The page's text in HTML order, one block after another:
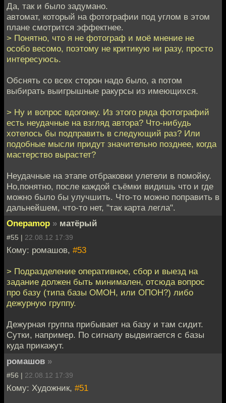
Да, так и было задумано.
автомат, который на фотографии под углом в этом
плане смотрится эффектнее.
> Понятно, что я не фотограф и моё мнение не
особо весомо, поэтому не критикую ни разу, просто
интересуюсь.
Обснять со всех сторон надо было, а потом
выбирать выигрышные ракурсы из имеющихся.
> Ну и вопрос вдогонку. Из этого ряда фотографий
есть неудачные на взгляд автора? Что-нибудь
хотелось бы подправить в следующий раз? Или
подобные мысли придут значительно позднее, когда
мастерство вырастет?
Неудачные на этапе отбраковки улетели в помойку.
Но,понятно, после каждой съёмки видишь что и где
можно было бы улучшить. Что-то можно поправить в
дальнейшем, что-то нет, "так карта легла".
Onepamop » матёрый
#55 | 22.08.12 17:39
Кому: ромашов, #53
> Подразделение оперативное, сбор и выезд на
задание должен быть минимален, отсюда вопрос
про базу (типа базы ОМОН, или ОПОН?) либо
дежурную группу.
Дежурная группа прибывает на базу и там сидит.
Сутки, например. По сигналу выдвигается с базы
куда прикажут.
ромашов »
#56 | 22.08.12 17:39
Кому: Художник, #51